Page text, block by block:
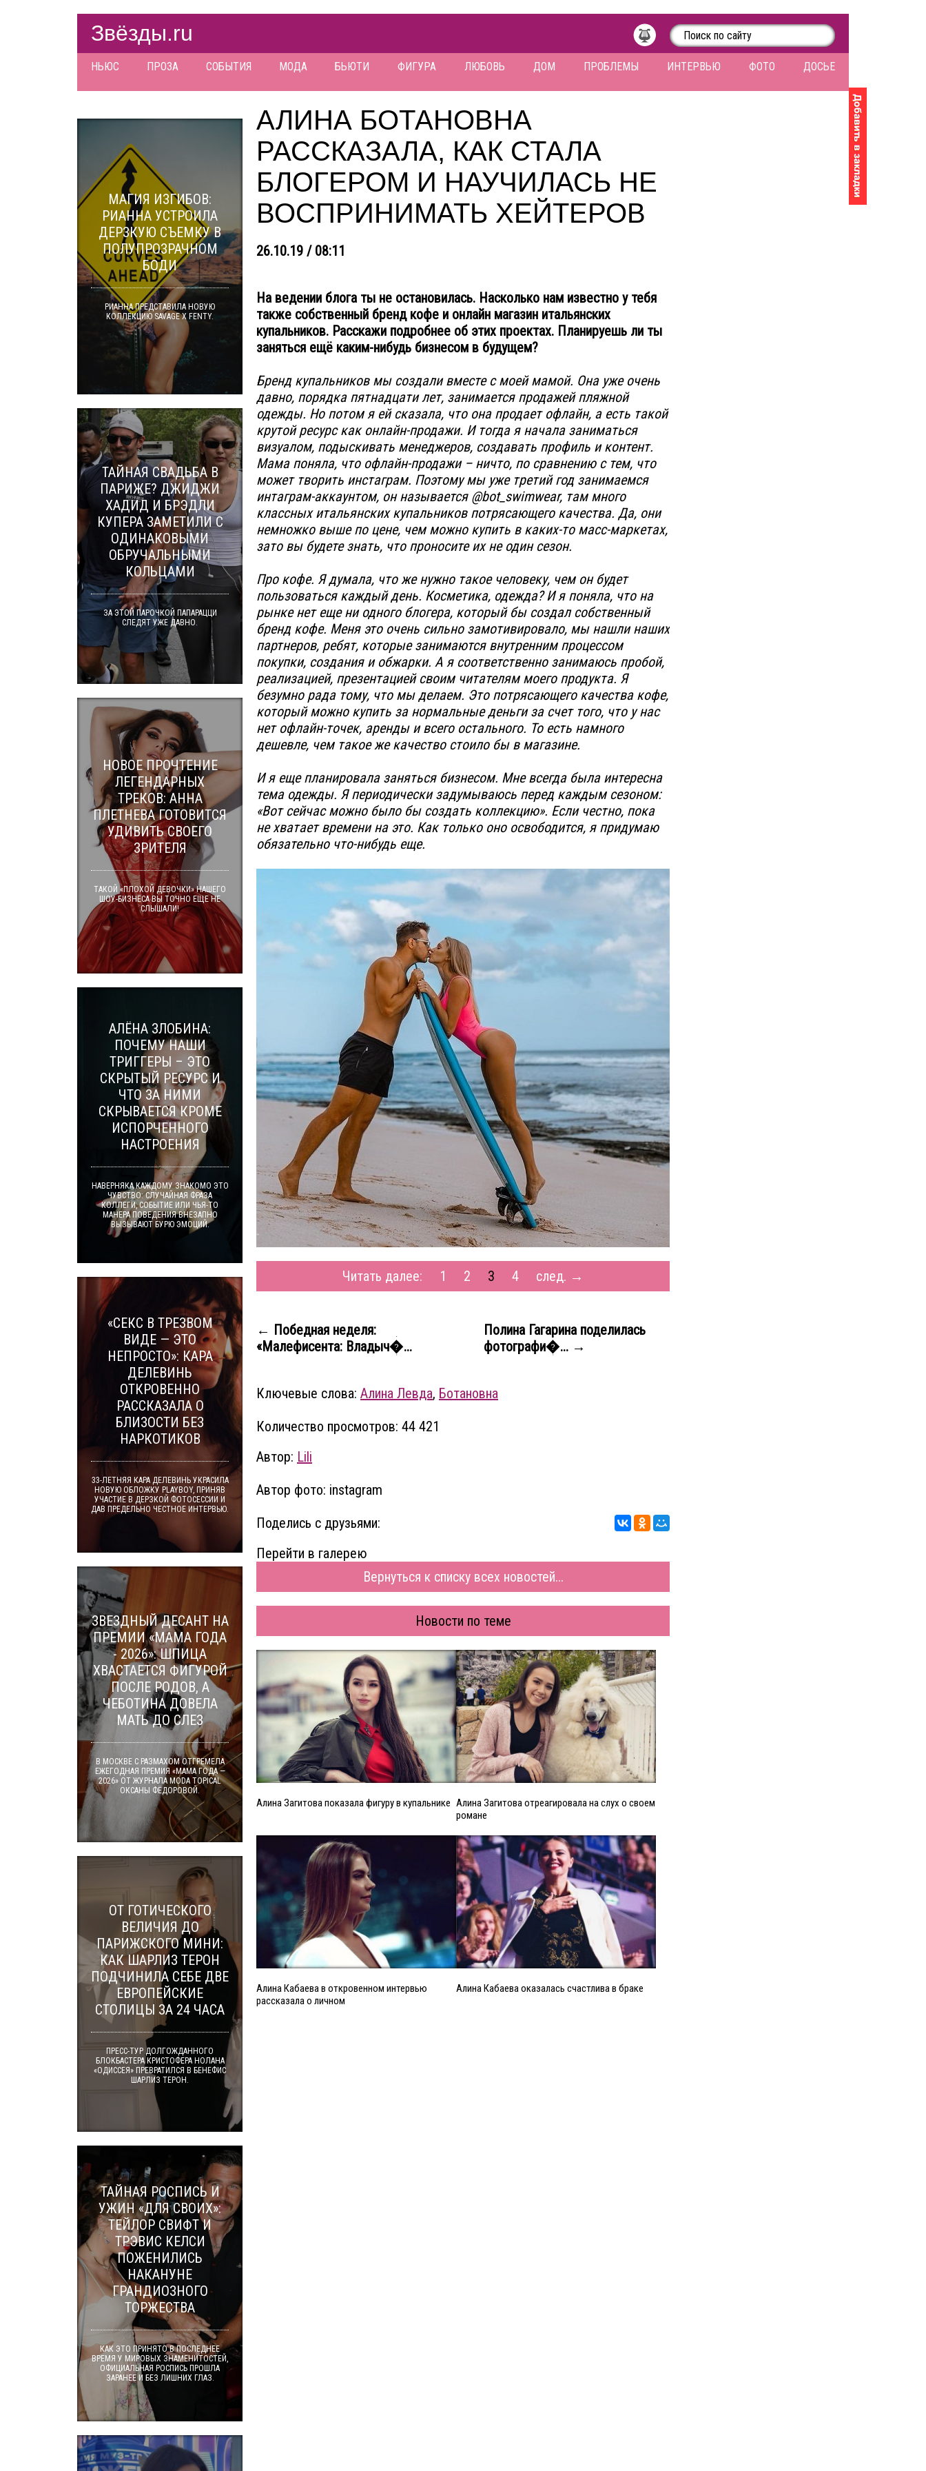
Звёзды.ru
НЬЮС ПРОЗА СОБЫТИЯ МОДА БЬЮТИ ФИГУРА ЛЮБОВЬ ДОМ ПРОБЛЕМЫ ИНТЕРВЬЮ ФОТО ДОСЬЕ
АЛИНА БОТАНОВНА
РАССКАЗАЛА, КАК СТАЛА
БЛОГЕРОМ И НАУЧИЛАСЬ НЕ
ВОСПРИНИМАТЬ ХЕЙТЕРОВ
26.10.19 / 08:11
На ведении блога ты не остановилась. Насколько нам известно у тебя
также собственный бренд кофе и онлайн магазин итальянских
купальников. Расскажи подробнее об этих проектах. Планируешь ли ты
заняться ещё каким-нибудь бизнесом в будущем?
Бренд купальников мы создали вместе с моей мамой. Она уже очень
давно, порядка пятнадцати лет, занимается продажей пляжной
одежды. Но потом я ей сказала, что она продает офлайн, а есть такой
крутой ресурс как онлайн-продажи. И тогда я начала заниматься
визуалом, подыскивать менеджеров, создавать профиль и контент.
Мама поняла, что офлайн-продажи – ничто, по сравнению с тем, что
может творить инстаграм. Поэтому мы уже третий год занимаемся
интаграм-аккаунтом, он называется @bot_swimwear, там много
классных итальянских купальников потрясающего качества. Да, они
немножко выше по цене, чем можно купить в каких-то масс-маркетах,
зато вы будете знать, что проносите их не один сезон.
Про кофе. Я думала, что же нужно такое человеку, чем он будет
пользоваться каждый день. Косметика, одежда? И я поняла, что на
рынке нет еще ни одного блогера, который бы создал собственный
бренд кофе. Меня это очень сильно замотивировало, мы нашли наших
партнеров, ребят, которые занимаются внутренним процессом
покупки, создания и обжарки. А я соответственно занимаюсь пробой,
реализацией, презентацией своим читателям моего продукта. Я
безумно рада тому, что мы делаем. Это потрясающего качества кофе,
который можно купить за нормальные деньги за счет того, что у нас
нет офлайн-точек, аренды и всего остального. То есть намного
дешевле, чем такое же качество стоило бы в магазине.
И я еще планировала заняться бизнесом. Мне всегда была интересна
тема одежды. Я периодически задумываюсь перед каждым сезоном:
«Вот сейчас можно было бы создать коллекцию». Если честно, пока
не хватает времени на это. Как только оно освободится, я придумаю
обязательно что-нибудь еще.
Читать далее: 1 2 3 4 след. →
← Победная неделя:
«Малефисента: Владыч�...
Полина Гагарина поделилась
фотографи�... →
Ключевые слова: Алина Левда, Ботановна
Количество просмотров: 44 421
Автор: Lili
Автор фото: instagram
Поделись с друзьями:
Перейти в галерею
Вернуться к списку всех новостей...
Новости по теме
Алина Загитова показала фигуру в купальнике Алина Загитова отреагировала на слух о своем
романе
Алина Кабаева в откровенном интервью
рассказала о личном
Алина Кабаева оказалась счастлива в браке
МАГИЯ ИЗГИБОВ:
РИАННА УСТРОИЛА
ДЕРЗКУЮ СЪЕМКУ В
ПОЛУПРОЗРАЧНОМ
БОДИ
РИАННА ПРЕДСТАВИЛА НОВУЮ
КОЛЛЕКЦИЮ SAVAGE X FENTY.
ТАЙНАЯ СВАДЬБА В
ПАРИЖЕ? ДЖИДЖИ
ХАДИД И БРЭДЛИ
КУПЕРА ЗАМЕТИЛИ С
ОДИНАКОВЫМИ
ОБРУЧАЛЬНЫМИ
КОЛЬЦАМИ
ЗА ЭТОЙ ПАРОЧКОЙ ПАПАРАЦЦИ
СЛЕДЯТ УЖЕ ДАВНО.
НОВОЕ ПРОЧТЕНИЕ
ЛЕГЕНДАРНЫХ
ТРЕКОВ: АННА
ПЛЕТНЕВА ГОТОВИТСЯ
УДИВИТЬ СВОЕГО
ЗРИТЕЛЯ
ТАКОЙ «ПЛОХОЙ ДЕВОЧКИ» НАШЕГО
ШОУ-БИЗНЕСА ВЫ ТОЧНО ЕЩЕ НЕ
СЛЫШАЛИ!
АЛЁНА ЗЛОБИНА:
ПОЧЕМУ НАШИ
ТРИГГЕРЫ – ЭТО
СКРЫТЫЙ РЕСУРС И
ЧТО ЗА НИМИ
СКРЫВАЕТСЯ КРОМЕ
ИСПОРЧЕННОГО
НАСТРОЕНИЯ
НАВЕРНЯКА КАЖДОМУ ЗНАКОМО ЭТО
ЧУВСТВО: СЛУЧАЙНАЯ ФРАЗА
КОЛЛЕГИ, СОБЫТИЕ ИЛИ ЧЬЯ-ТО
МАНЕРА ПОВЕДЕНИЯ ВНЕЗАПНО
ВЫЗЫВАЮТ БУРЮ ЭМОЦИЙ.
«СЕКС В ТРЕЗВОМ
ВИДЕ — ЭТО
НЕПРОСТО»: КАРА
ДЕЛЕВИНЬ
ОТКРОВЕННО
РАССКАЗАЛА О
БЛИЗОСТИ БЕЗ
НАРКОТИКОВ
33-ЛЕТНЯЯ КАРА ДЕЛЕВИНЬ УКРАСИЛА
НОВУЮ ОБЛОЖКУ PLAYBOY, ПРИНЯВ
УЧАСТИЕ В ДЕРЗКОЙ ФОТОСЕССИИ И
ДАВ ПРЕДЕЛЬНО ЧЕСТНОЕ ИНТЕРВЬЮ.
ЗВЕЗДНЫЙ ДЕСАНТ НА
ПРЕМИИ «МАМА ГОДА
- 2026»: ШПИЦА
ХВАСТАЕТСЯ ФИГУРОЙ
ПОСЛЕ РОДОВ, А
ЧЕБОТИНА ДОВЕЛА
МАТЬ ДО СЛЕЗ
В МОСКВЕ С РАЗМАХОМ ОТГРЕМЕЛА
ЕЖЕГОДНАЯ ПРЕМИЯ «МАМА ГОДА —
2026» ОТ ЖУРНАЛА MODA TOPICAL
ОКСАНЫ ФЁДОРОВОЙ.
ОТ ГОТИЧЕСКОГО
ВЕЛИЧИЯ ДО
ПАРИЖСКОГО МИНИ:
КАК ШАРЛИЗ ТЕРОН
ПОДЧИНИЛА СЕБЕ ДВЕ
ЕВРОПЕЙСКИЕ
СТОЛИЦЫ ЗА 24 ЧАСА
ПРЕСС-ТУР ДОЛГОЖДАННОГО
БЛОКБАСТЕРА КРИСТОФЕРА НОЛАНА
«ОДИССЕЯ» ПРЕВРАТИЛСЯ В БЕНЕФИС
ШАРЛИЗ ТЕРОН.
ТАЙНАЯ РОСПИСЬ И
УЖИН «ДЛЯ СВОИХ»:
ТЕЙЛОР СВИФТ И
ТРЭВИС КЕЛСИ
ПОЖЕНИЛИСЬ
НАКАНУНЕ
ГРАНДИОЗНОГО
ТОРЖЕСТВА
КАК ЭТО ПРИНЯТО В ПОСЛЕДНЕЕ
ВРЕМЯ У МИРОВЫХ ЗНАМЕНИТОСТЕЙ,
ОФИЦИАЛЬНАЯ РОСПИСЬ ПРОШЛА
ЗАРАНЕЕ И БЕЗ ЛИШНИХ ГЛАЗ.